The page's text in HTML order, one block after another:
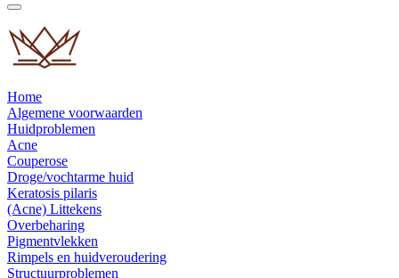
Home
Algemene voorwaarden
Huidproblemen
Acne
Couperose
Droge/vochtarme huid
Keratosis pilaris
(Acne) Littekens
Overbeharing
Pigmentvlekken
Rimpels en huidveroudering
Structuurproblemen